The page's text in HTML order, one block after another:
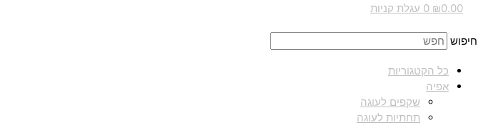
₪0.00
0 עגלת קניות
חיפוש
כל הקטגוריות
אפיה
שקפים לעוגה
תחתיות לעוגה